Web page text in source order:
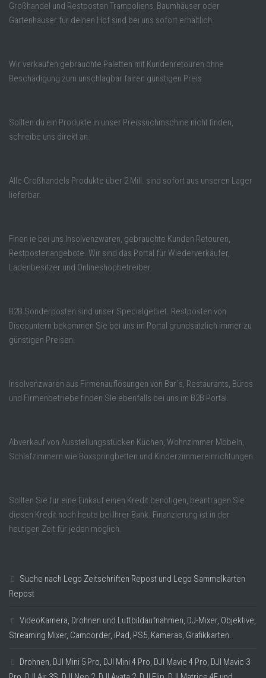
Großhandel und Restposten Trampoliens, Baumhäuser oder
Gartenhäuser für deinen Hof sind bei uns sofort erhältlich.
Wir verkaufen gebrauchte Paletten mit Kundenretouren ohne
Beschädigung zum unschlagbar fairen günstigen Preis.
Sollten du ein Produkte in unser Preissuchmschine nicht finden,
schreibe uns direkt an.
Alle Großhandels Produkte über 2 Mill. sind sofort aus unseren Lager
lieferbar.
Finen ie bei uns Insolvenzwaren, gebrauchte Kunden Retouren,
Restpostenangebote. Wir sind das Portal für Wiederverkäufer,
Ladenbesitzer und Onlineshopbetreiber.
B2B Sonderposten sind unser Specialgebiet. Restposten von
Discountern bekommen Sie bei uns im Portal grundsätzlich immer zu
günstigen Preisen.
Insolvenzwaren aus Firmenauflösungen von Bar´s, Restaurants, Büros
und Firmenbetriebe finden SIe ebenfalls bei uns im B2B Portal.
Abverkauf von Ausstellungsstücken Küchen, Wohnzimmer Möbeln,
Schlafzimmern wie Boxspringbetten und Kinderzimmereinrichtungen.
Sollten Sie für eine Einkauf einen Kredit benötigen, beantragen Sie
diesen Kredit noch heute bei Ihrer Bank. Finanzierung ist in der
heutigen Zeit für jeden möglich.
Suche nach Lego Zeitschriften Repost und Lego Sammelkarten
Repost
VideoKamera, Drohnen und Luftbildaufnahmen, DJ-Mixer, Objektive,
Streaming Mixer, Camcorder, iPad, PS5, Kameras, Grafikkarten.
Drohnen, DJI Mini 5 Pro, DJI Mini 4 Pro, DJI Mavic 4 Pro, DJI Mavic 3